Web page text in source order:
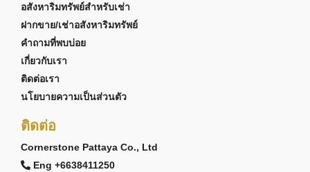
อสังหาริมทรัพย์สำหรับเช่า
ฝากขาย/เช่าอสังหาริมทรัพย์
คำถามที่พบบ่อย
เกี่ยวกับเรา
ติดต่อเรา
นโยบายความเป็นส่วนตัว
ติดต่อ
Cornerstone Pattaya Co., Ltd
Eng +6638411250